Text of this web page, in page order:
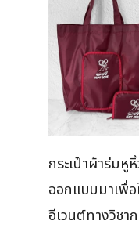
กระเป๋าผ้าร่ม
ออกแบบมาเพื่อ
อีเวนต์ทางวิชา